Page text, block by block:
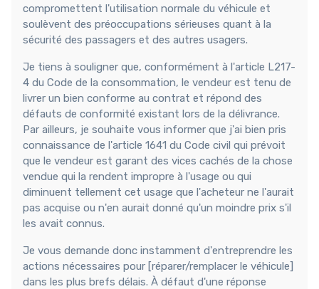
compromettent l'utilisation normale du véhicule et
soulèvent des préoccupations sérieuses quant à la
sécurité des passagers et des autres usagers.
Je tiens à souligner que, conformément à l'article L217-
4 du Code de la consommation, le vendeur est tenu de
livrer un bien conforme au contrat et répond des
défauts de conformité existant lors de la délivrance.
Par ailleurs, je souhaite vous informer que j'ai bien pris
connaissance de l'article 1641 du Code civil qui prévoit
que le vendeur est garant des vices cachés de la chose
vendue qui la rendent impropre à l'usage ou qui
diminuent tellement cet usage que l'acheteur ne l'aurait
pas acquise ou n'en aurait donné qu'un moindre prix s'il
les avait connus.
Je vous demande donc instamment d'entreprendre les
actions nécessaires pour [réparer/remplacer le véhicule]
dans les plus brefs délais. À défaut d'une réponse